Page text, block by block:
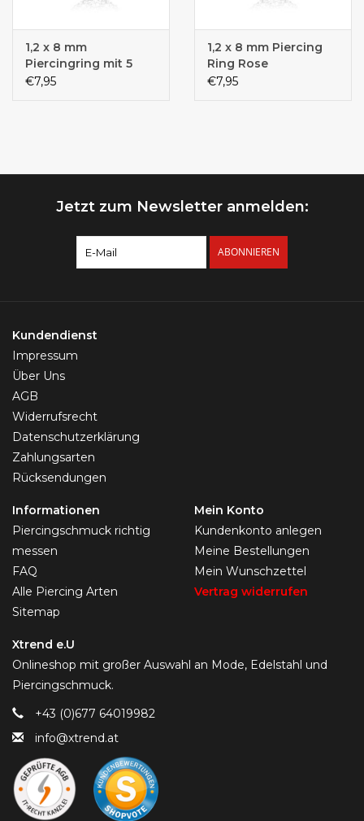
1,2 x 8 mm
Piercingring mit 5
Steinchen
€7,95
1,2 x 8 mm Piercing
Ring Rose
€7,95
Jetzt zum Newsletter anmelden:
ABONNIEREN
Kundendienst
Impressum
Über Uns
AGB
Widerrufsrecht
Datenschutzerklärung
Zahlungsarten
Rücksendungen
Informationen
Piercingschmuck richtig
messen
FAQ
Alle Piercing Arten
Sitemap
Mein Konto
Kundenkonto anlegen
Meine Bestellungen
Mein Wunschzettel
Vertrag widerrufen
Xtrend e.U
Onlineshop mit großer Auswahl an Mode, Edelstahl und
Piercingschmuck.
+43 (0)677 64019982
info@xtrend.at